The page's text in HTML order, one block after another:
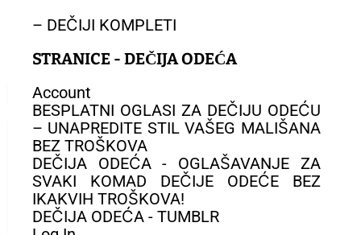
– DEČIJI KOMPLETI
STRANICE - DEČIJA ODEĆA
Account
BESPLATNI OGLASI ZA DEČIJU ODEĆU
– UNAPREDITE STIL VAŠEG MALIŠANA
BEZ TROŠKOVA
DEČIJA ODEĆA - OGLAŠAVANJE ZA
SVAKI KOMAD DEČIJE ODEĆE BEZ
IKAKVIH TROŠKOVA!
DEČIJA ODEĆA - TUMBLR